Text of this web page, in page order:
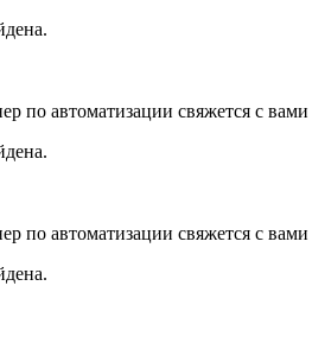
по автоматизации свяжется с вами
по автоматизации свяжется с вами